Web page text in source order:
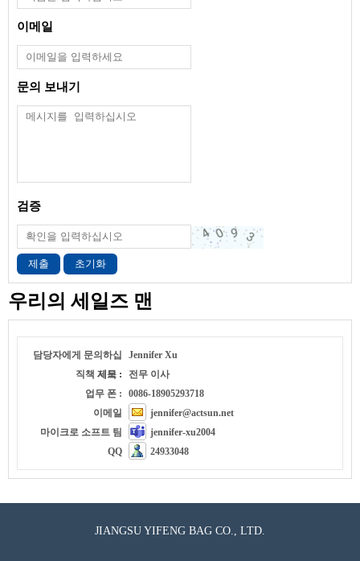
이메일
문의 보내기
검증
제출 초기화
우리의 세일즈 맨
담당자에게 문의하십
시오 :
Jennifer Xu
직책 제목 :
전무 이사
업무 폰 :
0086-18905293718
이메일
jennifer@actsun.net
마이크로 소프트 팀
jennifer-xu2004
QQ
24933048
JIANGSU YIFENG BAG CO., LTD.